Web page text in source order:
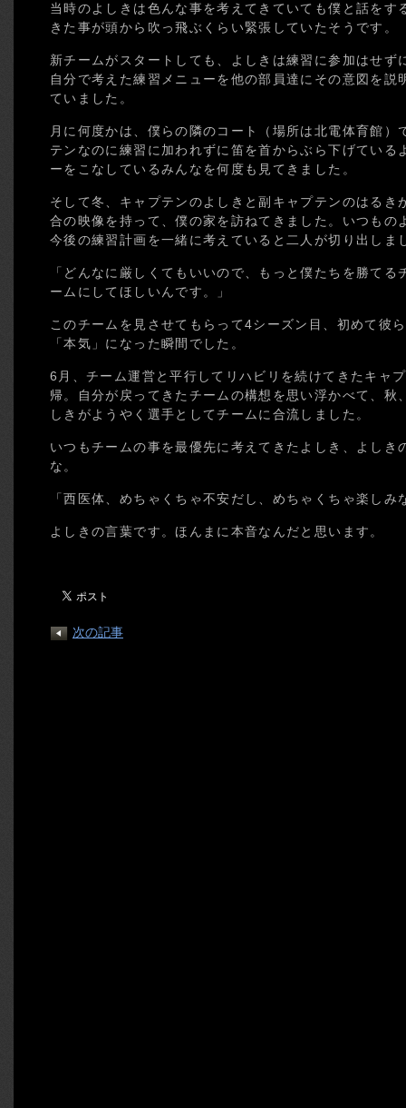
当時のよしきは色んな事を考えてきていても僕と話をす
きた事が頭から吹っ飛ぶくらい緊張していたそうです。
新チームがスタートしても、よしきは練習に参加はせず
自分で考えた練習メニューを他の部員達にその意図を説
ていました。
月に何度かは、僕らの隣のコート（場所は北電体育館）
テンなのに練習に加われずに笛を首からぶら下げている
ーをこなしているみんなを何度も見てきました。
そして冬、キャプテンのよしきと副キャプテンのはるき
合の映像を持って、僕の家を訪ねてきました。いつもの
今後の練習計画を一緒に考えていると二人が切り出しま
「どんなに厳しくてもいいので、もっと僕たちを勝て
ームにしてほしいんです。」
このチームを見させてもらって4シーズン目、初めて彼
「本気」になった瞬間でした。
6月、チーム運営と平行してリハビリを続けてきたキャ
帰。自分が戻ってきたチームの構想を思い浮かべて、秋
しきがようやく選手としてチームに合流しました。
いつもチームの事を最優先に考えてきたよしき、よしき
な。
「西医体、めちゃくちゃ不安だし、めちゃくちゃ楽しみ
よしきの言葉です。ほんまに本音なんだと思います。
次の記事